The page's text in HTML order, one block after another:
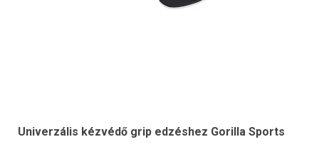
Univerzális kézvédő grip edzéshez Gorilla Sports